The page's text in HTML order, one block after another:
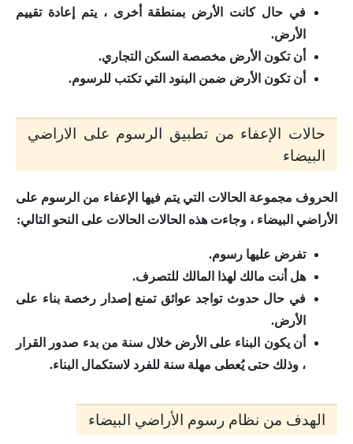
في حال كانت الأرض بمنطقة أخرى ، يتم إعادة تقييم
الأرض.
أن تكون الأرض مخصصة السكن التجاري.
أن تكون الأرض ضمن البنود التي تكتب للرسوم.
حالات الإعفاء من تطبيق الرسوم على الاراضي
البيضاء
الحروف مجموعة الحالات التي يتم فيها الإعفاء من الرسوم على
الأراضي البيضاء ، وجاءت هذه الحالات الحالات على النحو التالي:
تفرض عليها رسوم.
هل أنت مالك لهذا المالك للتصرف.
في حال حدوث تواجد عوائق تمنع إصدار رخصة بناء على
الأرض.
أن يكون البناء على الأرض خلال سنة من بدء صدور القرار
، وذلك حتى يُعطى مهلة سنة للفرد لاستكمال البناء.
الهدف من نظام رسوم الأراضي البيضاء